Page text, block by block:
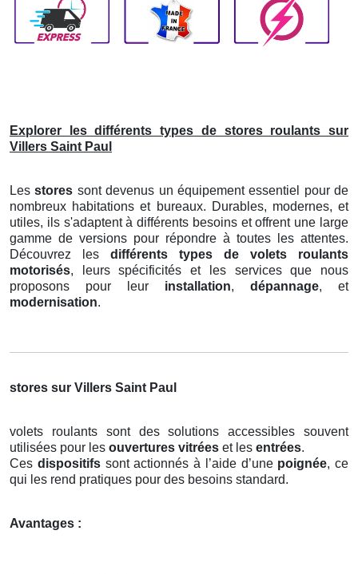
Explorer les différents types de stores roulants sur
Villers Saint Paul
Lesstores sont devenus un équipement essentiel pour de
nombreux habitations et bureaux. Durables, modernes, et
utiles, ils s'adaptent à différents besoins et offrent une large
gamme de versions pour répondre à toutes les attentes.
Découvrez les différents types de volets roulants
motorisés, leurs spécificités et les services que nous
proposons pour leur installation, dépannage, et
modernisation.
stores sur Villers Saint Paul
volets roulants sont des solutions accessibles souvent
utilisées pour les ouvertures vitrées et les entrées.
Ces dispositifssont actionnés à l’aide d’une poignée, ce
qui les rend pratiques pour des besoins standard.
Avantages :